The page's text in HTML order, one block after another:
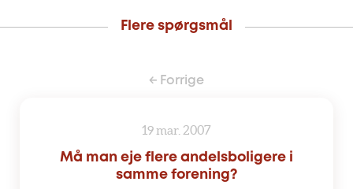
Flere spørgsmål
← Forrige
19 mar. 2007
Må man eje flere andelsboligere i
samme forening?